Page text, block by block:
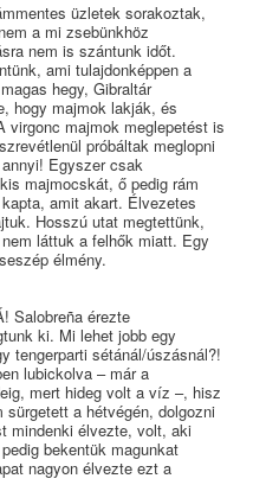
üzletek sorakoztak,
a mi zsebünkhöz
nem is szántunk időt.
ami tulajdonképpen a
hegy, Gibraltár
hogy majmok lakják, és
virgonc majmok meglepetést is
próbáltak meglopni
Egyszer csak
majmocskát, ő pedig rám
amit akart. Élvezetes
Hosszú utat megtettünk,
láttuk a felhők miatt. Egy
élmény.
Salobreña érezte
ki. Mi lehet jobb egy
tengerparti sétánál/úszásnál?!
lubickolva – már a
mert hideg volt a víz –, hisz
a hétvégén, dolgozni
mindenki élvezte, volt, aki
bekentük magunkat
nagyon élvezte ezt a